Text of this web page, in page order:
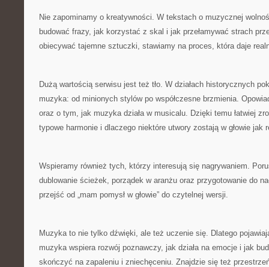
Nie zapominamy o kreatywności. W tekstach o muzycznej
budować frazy, jak korzystać z skal i jak przełamywać strach
obiecywać tajemne sztuczki, stawiamy na proces, która daje
Dużą wartością serwisu jest też tło. W działach historycznych
muzyka: od minionych stylów po współczesne brzmienia.
oraz o tym, jak muzyka działa w musicalu. Dzięki temu łatwiej
typowe harmonie i dlaczego niektóre utwory zostają w głowie jak
Wspieramy również tych, którzy interesują się nagrywaniem.
dublowanie ścieżek, porządek w aranżu oraz przygotowanie do
przejść od „mam pomysł w głowie” do czytelnej wersji.
Muzyka to nie tylko dźwięki, ale też uczenie się. Dlatego
muzyka wspiera rozwój poznawczy, jak działa na emocje i jak
skończyć na zapaleniu i zniechęceniu. Znajdzie się też